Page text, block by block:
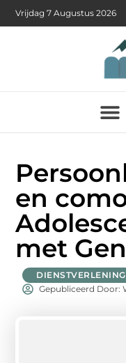
Vrijdag 7 Augustus 2026
en
met
DIENSTVERLENING
Gepubliceerd Door: